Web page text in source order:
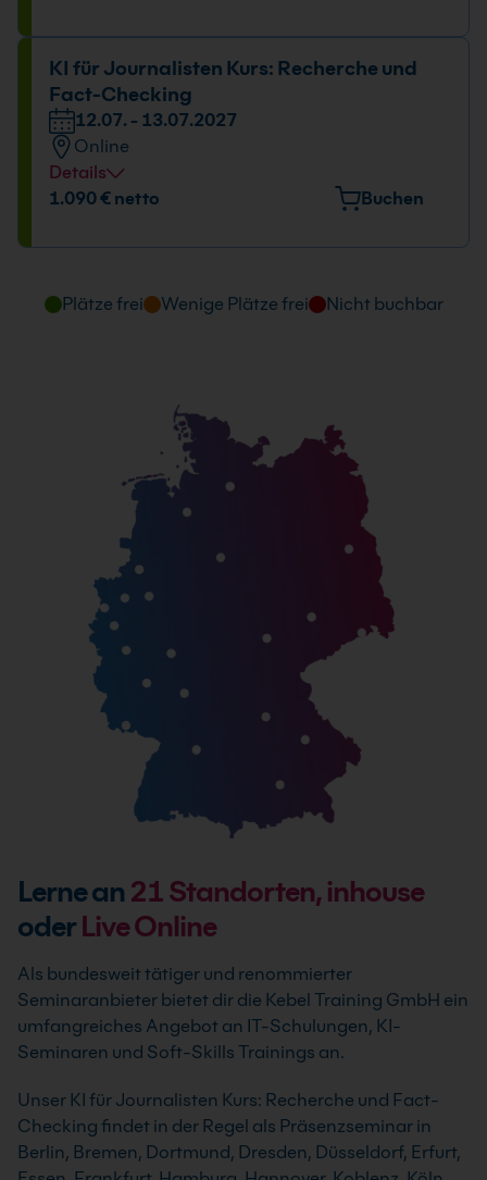
KI für Journalisten Kurs: Recherche und
Fact-Checking
12.07. - 13.07.2027
Online
Details
Datum und Uhrzeit
1.090 € netto Buchen
Plätze frei Wenige Plätze frei Nicht buchbar
Lerne an 21Standorten, inhouse
oderLive Online
Als bundesweit tätiger und renommierter
Seminaranbieter bietet dir die Kebel Training GmbH ein
umfangreiches Angebot an IT-Schulungen, KI-
Seminaren und Soft-Skills Trainings an.
Unser KI für Journalisten Kurs: Recherche und Fact-
Checking findet in der Regel als Präsenzseminar in
Berlin, Bremen, Dortmund, Dresden, Düsseldorf, Erfurt,